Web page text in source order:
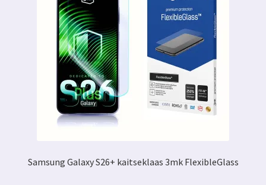
Samsung Galaxy S26+ kaitseklaas 3mk FlexibleGlass